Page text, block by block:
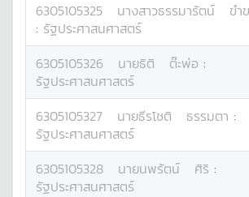
6305105325 นางสาวธรรมารัตน์
ขำ
: รัฐประศาสนศาสตร์
6305105326 นายธิติ ต๊ะพ่อ :
รัฐประศาสนศาสตร์
6305105327 นายธีรโชติ ธรรมตา :
รัฐประศาสนศาสตร์
6305105328 นายนพรัตน์ ศิริ :
รัฐประศาสนศาสตร์